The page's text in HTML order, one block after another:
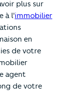
plus sur
à l'immobilier
en
de votre
agent
de votre